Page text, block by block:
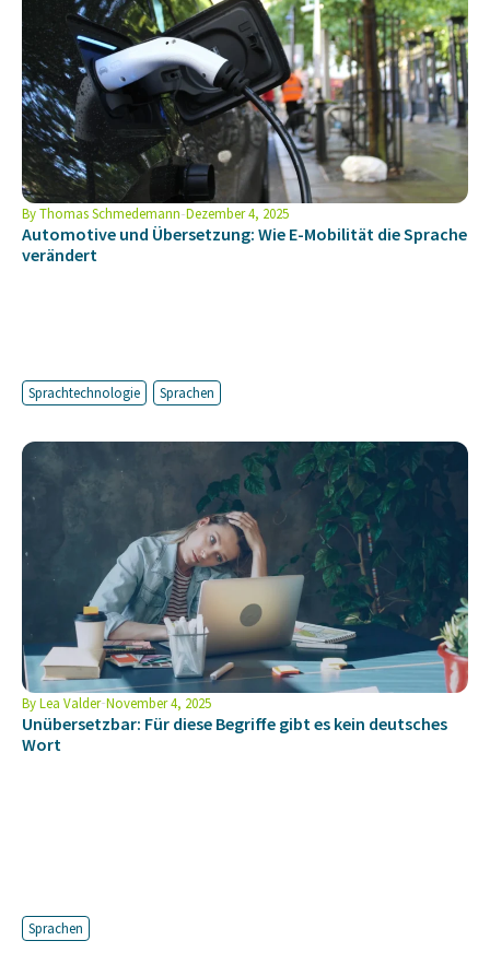
ByThomas Schmedemann Dezember 4, 2025
Automotive und Übersetzung: Wie E-Mobilität die Sprache
verändert
Sprachtechnologie Sprachen
ByLea Valder November 4, 2025
Unübersetzbar: Für diese Begriffe gibt es kein deutsches
Wort
Sprachen